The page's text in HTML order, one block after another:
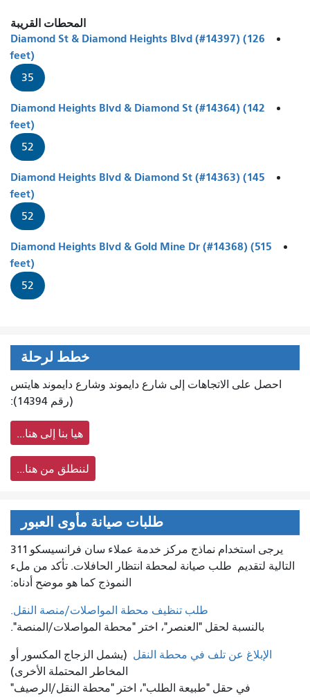
المحطات القريبة
Diamond St & Diamond Heights Blvd (#14397) (126
feet)
35
Diamond Heights Blvd & Diamond St (#14364) (142
feet)
52
Diamond Heights Blvd & Diamond St (#14363) (145
feet)
52
Diamond Heights Blvd & Gold Mine Dr (#14368) (515
feet)
52
خطط لرحلة
احصل على الاتجاهات إلى شارع دايموند وشارع دايموند هايتس
(رقم 14394):
هيا بنا إلى هنا...
لننطلق من هنا...
طلبات صيانة مأوى العبور
يرجى استخدام نماذج مركز خدمة عملاء سان فرانسيسكو 311
التالية لتقديم طلب صيانة لمحطة انتظار الحافلات. تأكد من ملء
النموذج كما هو موضح أدناه:
طلب تنظيف محطة المواصلات/منصة النقل.
بالنسبة لحقل "العنصر"، اختر "محطة المواصلات/المنصة".
الإبلاغ عن تلف في محطة النقل (يشمل الزجاج المكسور أو
المخاطر المحتملة الأخرى)
في حقل "طبيعة الطلب"، اختر "محطة النقل/الرصيف"